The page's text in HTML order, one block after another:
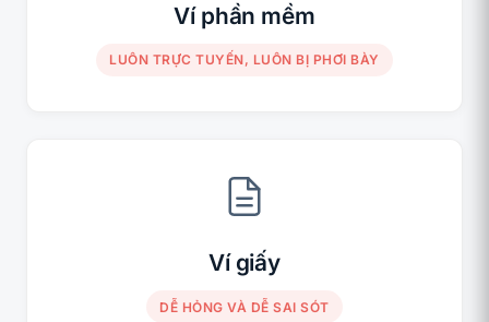
Ví phần mềm
LUÔN TRỰC TUYẾN, LUÔN BỊ PHƠI BÀY
Ví giấy
DỄ HỎNG VÀ DỄ SAI SÓT